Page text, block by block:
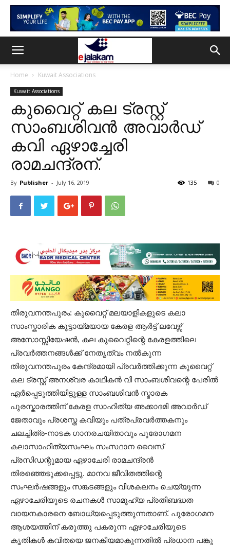
Home Kuwait Associations
Kuwait Associations
കുവൈറ്റ് കല ട്രസ്റ്റ്
സാംബശിവൻ അവാർഡ്
കവി ഏഴാച്ചേരി
രാമചന്ദ്രന്.
By Publisher - July 16, 2019 0
135
തിരുവനന്തപുരം: കുവൈറ്റ് മലയാളികളുടെ കലാ
സാംസ്കാരിക കൂട്ടായ്മയായ കേരള ആർട്ട് ലവേഴ്സ്
അസോസ്സിയേഷൻ, കല കുവൈറ്റിന്റെ കേരളത്തിലെ
പ്രവർത്തനങ്ങൾക്ക് നേതൃത്വം നൽകുന്ന
തിരുവനന്തപുരം കേന്ദ്രമായി പ്രവർത്തിക്കുന്ന കുവൈറ്റ്
കല ട്രസ്റ്റ് അനശ്വര കാഥികൻ വി സാംബശിവന്റെ പേരിൽ
ഏർപ്പെടുത്തിയിട്ടുള്ള സാംബശിവൻ സ്മാരക
പുരസ്കാരത്തിന് കേരള സാഹിത്യ അക്കാദമി അവാർഡ്
ജേതാവും പ്രശസ്ത കവിയും പത്രപ്രവർത്തകനും
ചലച്ചിത്ര-നാടക ഗാനരചയിതാവും പുരോഗമന
കലാസാഹിത്യസംഘം സംസ്ഥാന വൈസ്
പ്രസിഡന്റുമായ ഏഴാചേരി രാമചന്ദ്രൻ
തിരഞ്ഞെടുക്കപ്പെട്ടു. മാനവ ജീവിതത്തിന്റെ
സംഘർഷങ്ങളും സങ്കടങ്ങളും വിശകലനം ചെയ്യുന്ന
ഏഴാചേരിയുടെ രചനകൾ സാമൂഹ്യ പ്രതിബദ്ധത
വായനകാരനെ ബോധ്യപ്പെടുത്തുന്നതാണ്. പുരോഗമന
ആശയത്തിന് കരുത്തു പകരുന്ന ഏഴാചേരിയുടെ
കൃതികൾ കവിതയെ ജനകീയമാകുന്നതിൽ പ്രധാന പങ്കു